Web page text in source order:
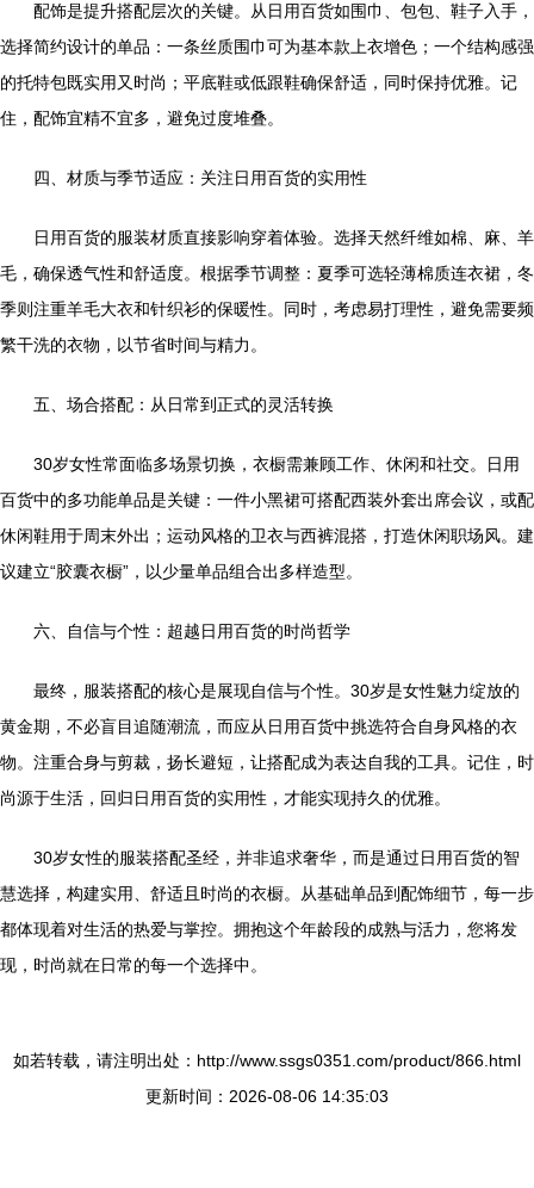
配饰是提升搭配层次的关键。从日用百货如围巾、包包、鞋子入手，
选择简约设计的单品：一条丝质围巾可为基本款上衣增色；一个结构感强
的托特包既实用又时尚；平底鞋或低跟鞋确保舒适，同时保持优雅。记
住，配饰宜精不宜多，避免过度堆叠。
四、材质与季节适应：关注日用百货的实用性
日用百货的服装材质直接影响穿着体验。选择天然纤维如棉、麻、羊
毛，确保透气性和舒适度。根据季节调整：夏季可选轻薄棉质连衣裙，冬
季则注重羊毛大衣和针织衫的保暖性。同时，考虑易打理性，避免需要频
繁干洗的衣物，以节省时间与精力。
五、场合搭配：从日常到正式的灵活转换
30岁女性常面临多场景切换，衣橱需兼顾工作、休闲和社交。日用
百货中的多功能单品是关键：一件小黑裙可搭配西装外套出席会议，或配
休闲鞋用于周末外出；运动风格的卫衣与西裤混搭，打造休闲职场风。建
议建立“胶囊衣橱”，以少量单品组合出多样造型。
六、自信与个性：超越日用百货的时尚哲学
最终，服装搭配的核心是展现自信与个性。30岁是女性魅力绽放的
黄金期，不必盲目追随潮流，而应从日用百货中挑选符合自身风格的衣
物。注重合身与剪裁，扬长避短，让搭配成为表达自我的工具。记住，时
尚源于生活，回归日用百货的实用性，才能实现持久的优雅。
30岁女性的服装搭配圣经，并非追求奢华，而是通过日用百货的智
慧选择，构建实用、舒适且时尚的衣橱。从基础单品到配饰细节，每一步
都体现着对生活的热爱与掌控。拥抱这个年龄段的成熟与活力，您将发
现，时尚就在日常的每一个选择中。
如若转载，请注明出处：http://www.ssgs0351.com/product/866.html
更新时间：2026-08-06 14:35:03